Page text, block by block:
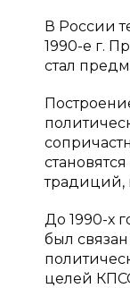
В России
1990-е г.
стал
традиций,
До 1990-х
был
целей